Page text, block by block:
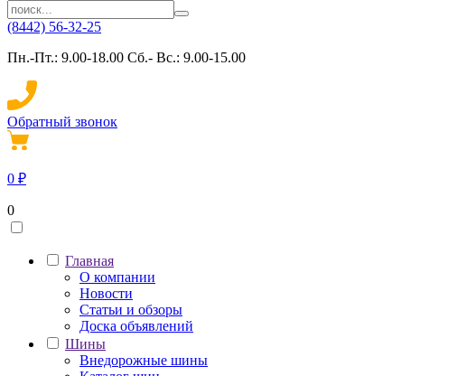
(8442) 56-32-25
Пн.-Пт.: 9.00-18.00 Сб.- Вс.: 9.00-15.00
Обратный звонок
0 ₽
0
Главная
О компании
Новости
Статьи и обзоры
Доска объявлений
Шины
Внедорожные шины